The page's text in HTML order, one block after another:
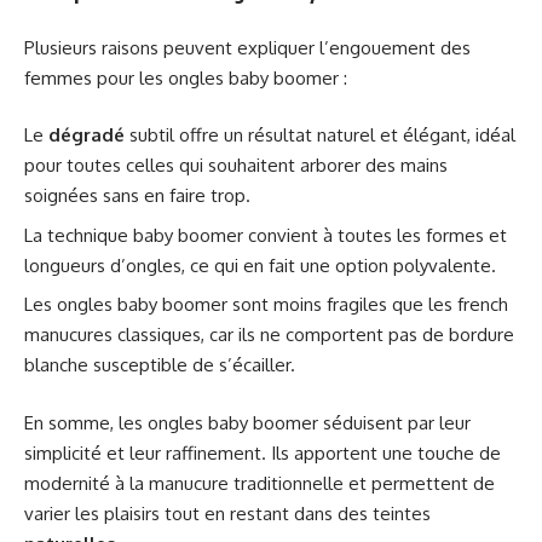
Plusieurs raisons peuvent expliquer l’engouement des
femmes pour les ongles baby boomer :
Le dégradé subtil offre un résultat naturel et élégant, idéal
pour toutes celles qui souhaitent arborer des mains
soignées sans en faire trop.
La technique baby boomer convient à toutes les formes et
longueurs d’ongles, ce qui en fait une option polyvalente.
Les ongles baby boomer sont moins fragiles que les french
manucures classiques, car ils ne comportent pas de bordure
blanche susceptible de s’écailler.
En somme, les ongles baby boomer séduisent par leur
simplicité et leur raffinement. Ils apportent une touche de
modernité à la manucure traditionnelle et permettent de
varier les plaisirs tout en restant dans des teintes